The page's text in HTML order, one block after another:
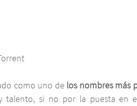
como uno de los nombres más
talento, si no por la puesta en